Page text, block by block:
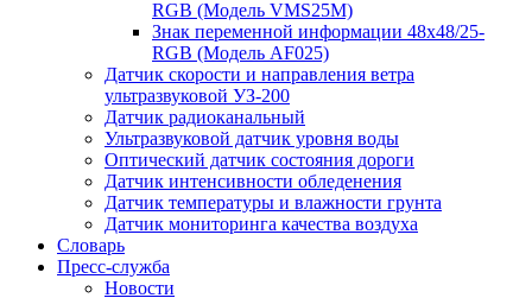
RGB (Модель VMS25M)
Знак переменной информации 48х48/25-
RGB (Модель АF025)
Датчик скорости и направления ветра
ультразвуковой УЗ-200
Датчик радиоканальный
Ультразвуковой датчик уровня воды
Оптический датчик состояния дороги
Датчик интенсивности обледенения
Датчик температуры и влажности грунта
Датчик мониторинга качества воздуха
Словарь
Пресс-служба
Новости